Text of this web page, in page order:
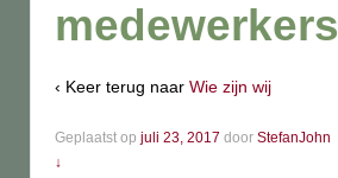
medewerkers
‹ Keer terug naar Wie zijn wij
Geplaatst op juli 23, 2017 door StefanJohn
↓